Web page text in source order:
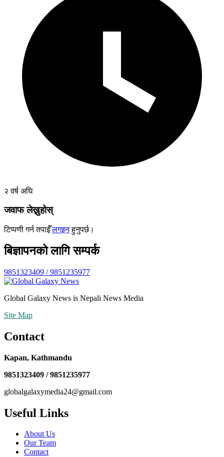
२ वर्ष अघि
जवाफ लेख्नुहोस्
टिप्पणी गर्न तपाईँलगइनहुनुपर्छ।
बिज्ञापनको लागि सम्पर्क
9851323409 / 9851235977
Global Galaxy News is Nepali News Media
Site Map
Contact
Kapan, Kathmandu
9851323409 / 9851235977
globalgalaxymedia24@gmail.com
Useful Links
About Us
Our Team
Contact